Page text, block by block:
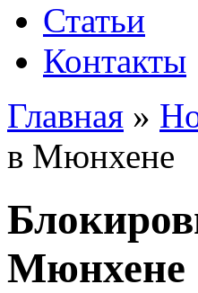
Статьи
Контакты
Главная »
в Мюнхене
Мюнхене